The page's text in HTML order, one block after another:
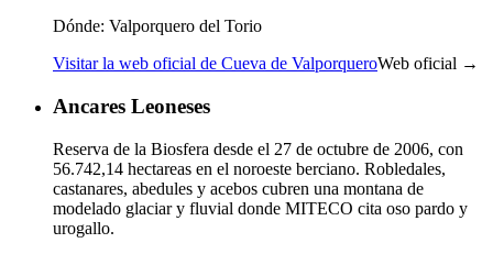
Dónde: Valporquero del Torio
Visitar la web oficial de Cueva de ValporqueroWeb oficial →
Ancares Leoneses
Reserva de la Biosfera desde el 27 de octubre de 2006, con
56.742,14 hectareas en el noroeste berciano. Robledales,
castanares, abedules y acebos cubren una montana de
modelado glaciar y fluvial donde MITECO cita oso pardo y
urogallo.